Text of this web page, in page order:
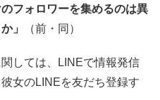
フォロワーを集めるのは異
」
（前・同）
しては、LINEで情報発信
女のLINEを友だち登録す